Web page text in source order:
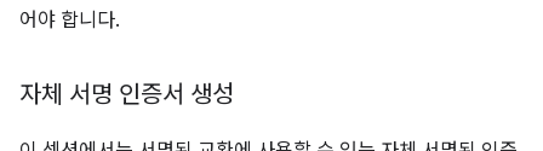
어야 합니다.
자체 서명 인증서 생성